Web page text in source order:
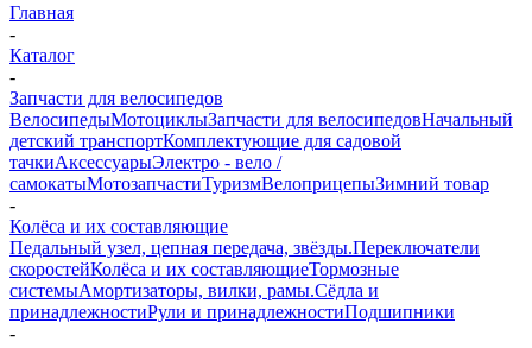
Главная
-
Каталог
-
Запчасти для велосипедов
ВелосипедыМотоциклыЗапчасти для велосипедовНачальный
детский транспортКомплектующие для садовой
тачкиАксессуарыЭлектро - вело /
самокатыМотозапчастиТуризмВелоприцепыЗимний товар
-
Колёса и их составляющие
Педальный узел, цепная передача, звёзды.Переключатели
скоростейКолёса и их составляющиеТормозные
системыАмортизаторы, вилки, рамы.Сёдла и
принадлежностиРули и принадлежностиПодшипники
-